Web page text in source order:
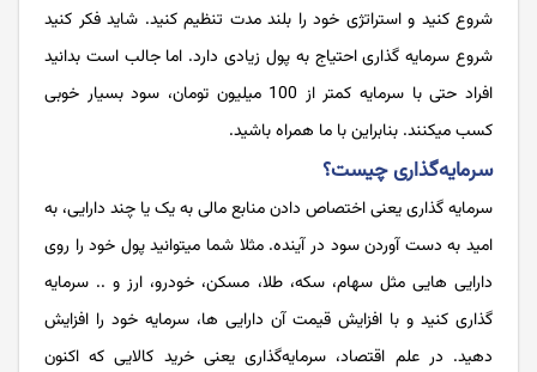
شروع کنید و استراتژی خود را بلند مدت تنظیم کنید. شاید فکر کنید
شروع سرمایه گذاری احتیاج به پول زیادی دارد. اما جالب است بدانید
افراد حتی با سرمایه کمتر از 100 میلیون تومان، سود بسیار خوبی
کسب میکنند. بنابراین با ما همراه باشید.
سرمایه‌گذاری چیست؟
سرمایه گذاری یعنی اختصاص دادن منابع مالی به یک یا چند دارایی، به
امید به دست آوردن سود در آینده. مثلا شما میتوانید پول خود را روی
دارایی هایی مثل سهام، سکه، طلا، مسکن، خودرو، ارز و .. سرمایه
گذاری کنید و با افزایش قیمت آن دارایی ها، سرمایه خود را افزایش
دهید. در علم اقتصاد، سرمایه‌گذاری یعنی خرید کالایی که اکنون